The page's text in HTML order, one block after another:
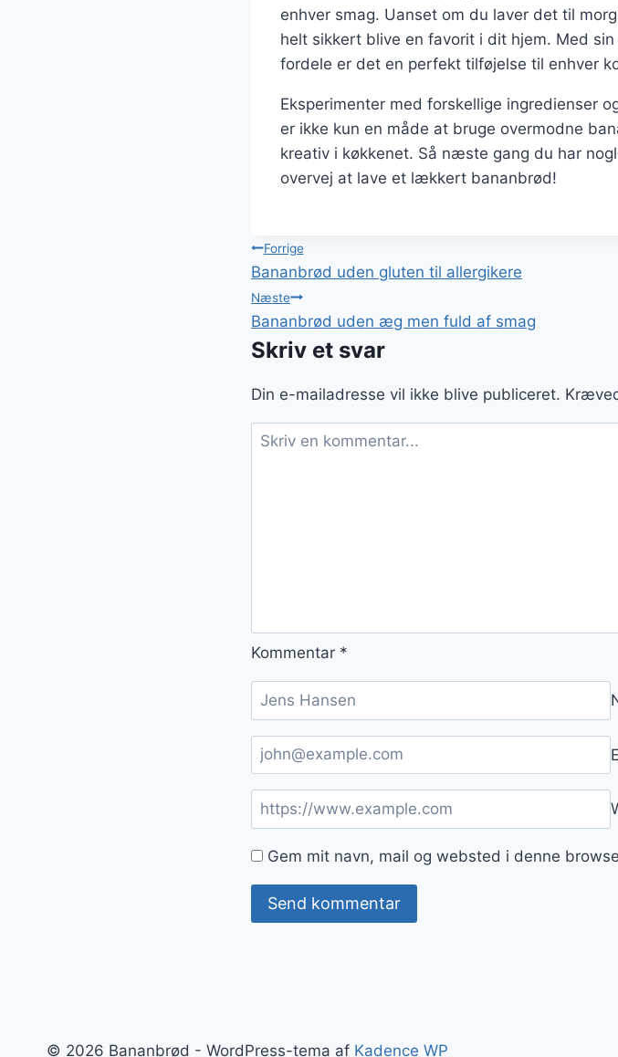
enhver smag. Uanset om du laver det til
helt sikkert blive en favorit i dit hjem. Med
fordele er det en perfekt tilføjelse til enhver
Eksperimenter med forskellige ingredienser
er ikke kun en måde at bruge overmodne
kreativ i køkkenet. Så næste gang du har
overvej at lave et lækkert bananbrød!
Indlægsnavigation
Forrige
Bananbrød uden gluten til allergikere
Næste
Bananbrød uden æg men fuld af smag
Skriv et svar
Din e-mailadresse vil ikke blive publiceret.
Kommentar *
Gem mit navn, mail og websted i denne
© 2026 Bananbrød - WordPress-tema af Kadence WP